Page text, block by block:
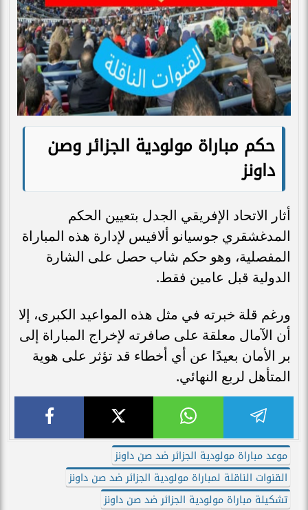
حكم مباراة مولودية الجزائر وصن
داونز
أثار الاتحاد الإفريقي الجدل بتعيين الحكم
المدغشقري جوسيانو ألافيس لإدارة هذه المباراة
المفصلية، وهو حكم شاب حصل على الشارة
الدولية قبل عامين فقط.
ورغم قلة خبرته في مثل هذه المواعيد الكبرى، إلا
أن الآمال معلقة على صافرته لإخراج المباراة إلى
بر الأمان بعيدًا عن أي أخطاء قد تؤثر على هوية
المتأهل لربع النهائي.
موعد مباراة مولودية الجزائر ضد صن داونز
القنوات الناقلة لمباراة مولودية الجزائر ضد صن داونز
تشكيلة مباراة مولودية الجزائر ضد صن داونز